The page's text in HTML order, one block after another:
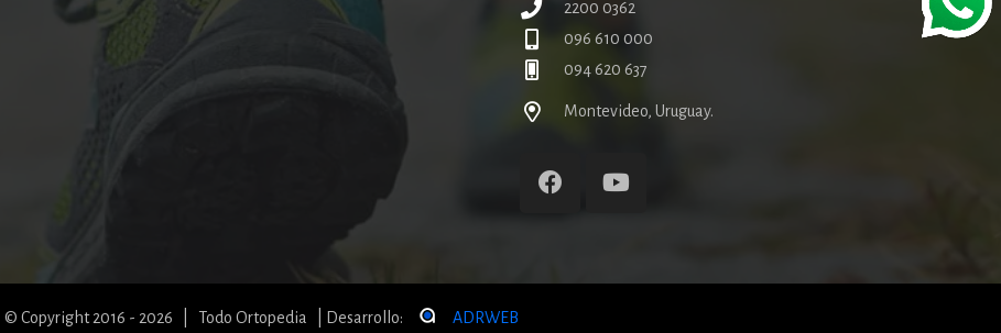
2200 0362
096 610 000
094 620 637
Montevideo, Uruguay.
© Copyright 2016 - 2026 | Todo Ortopedia | Desarrollo: ADRWEB